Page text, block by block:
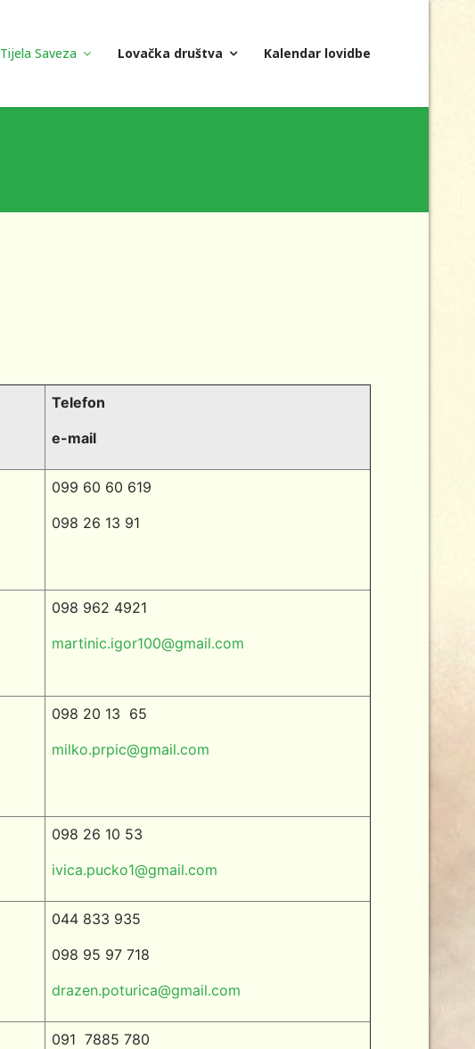
Tijela Saveza Lovačka društva Kalendar lovidbe
Telefon
e-mail
099 60 60 619
098 26 13 91
098 962 4921
martinic.igor100@gmail.com
098 20 13 65
milko.prpic@gmail.com
098 26 10 53
ivica.pucko1@gmail.com
044 833 935
098 95 97 718
drazen.poturica@gmail.com
091 7885 780